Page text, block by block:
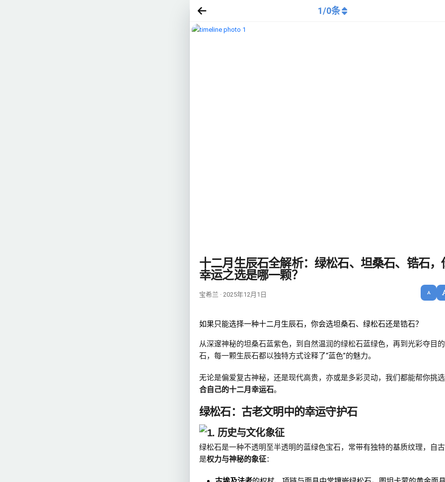
十二月生辰石全解析：绿松石、坦桑石、锆石，
幸运之选是哪一颗？
宝希兰 · 2025年12月1日
如果只能选择一种十二月生辰石，你会选坦桑石、绿松石还是锆石？
从深邃神秘的坦桑石蓝紫色，到自然温润的绿松石蓝绿色，再到光彩夺目
石，每一颗生辰石都以独特方式诠释了“蓝色”的魅力。
无论是偏爱复古神秘，还是现代高贵，亦或是多彩灵动，我们都能帮你挑选
合自己的十二月幸运石。
绿松石：古老文明中的幸运守护石
1. 历史与文化象征
绿松石是一种不透明至半透明的蓝绿色宝石，常带有独特的基质纹理，自
是权力与神秘的象征：
1/0条